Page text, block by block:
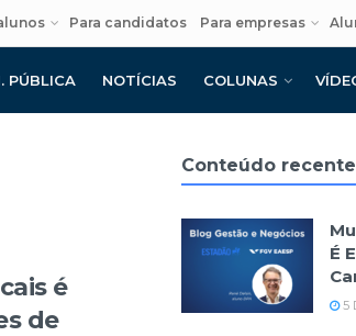
Para candidatos Para empresas
PÚBLICA NOTÍCIAS COLUNAS
é
de
Conteúdo recente
É
5